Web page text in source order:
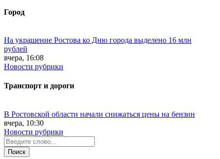
Город
На украшение Ростова ко Дню города выделено 16 млн
рублей
вчера, 16:08
Новости рубрики
Транспорт и дороги
В Ростовской области начали снижаться цены на бензин
вчера, 10:30
Новости рубрики